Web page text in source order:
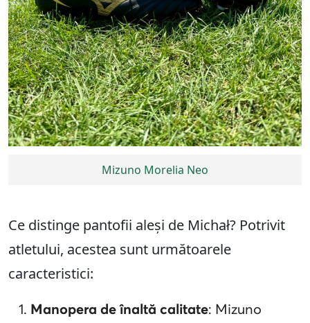
Mizuno Morelia Neo
Ce distinge pantofii aleși de Michał? Potrivit
atletului, acestea sunt următoarele
caracteristici:
Manopera de înaltă calitate: Mizuno